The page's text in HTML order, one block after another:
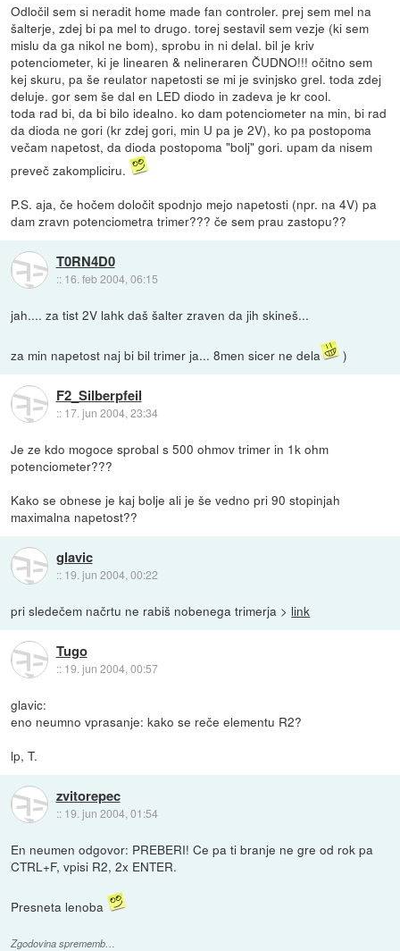
Odločil sem si neradit home made fan controler. prej sem mel na
šalterje, zdej bi pa mel to drugo. torej sestavil sem vezje (ki sem
mislu da ga nikol ne bom), sprobu in ni delal. bil je kriv
potenciometer, ki je linearen & nelineraren ČUDNO!!! očitno sem
kej skuru, pa še reulator napetosti se mi je svinjsko grel. toda zdej
deluje. gor sem še dal en LED diodo in zadeva je kr cool.
toda rad bi, da bi bilo idealno. ko dam potenciometer na min, bi rad
da dioda ne gori (kr zdej gori, min U pa je 2V), ko pa postopoma
večam napetost, da dioda postopoma "bolj" gori. upam da nisem
preveč zakompliciru.
P.S. aja, če hočem določit spodnjo mejo napetosti (npr. na 4V) pa
dam zravn potenciometra trimer??? če sem prau zastopu??
T0RN4D0
:: 16. feb 2004, 06:15
jah.... za tist 2V lahk daš šalter zraven da jih skineš...
za min napetost naj bi bil trimer ja... 8men sicer ne dela )
F2_Silberpfeil
:: 17. jun 2004, 23:34
Je ze kdo mogoce sprobal s 500 ohmov trimer in 1k ohm
potenciometer???
Kako se obnese je kaj bolje ali je še vedno pri 90 stopinjah
maximalna napetost??
glavic
:: 19. jun 2004, 00:22
pri sledečem načrtu ne rabiš nobenega trimerja > link
Tugo
:: 19. jun 2004, 00:57
glavic:
eno neumno vprasanje: kako se reče elementu R2?
lp, T.
zvitorepec
:: 19. jun 2004, 01:54
En neumen odgovor: PREBERI! Ce pa ti branje ne gre od rok pa
CTRL+F, vpisi R2, 2x ENTER.
Presneta lenoba
Zgodovina sprememb…